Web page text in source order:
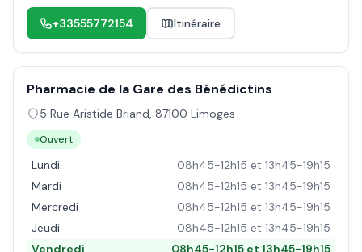
+33555772154 Itinéraire
Pharmacie de la Gare des Bénédictins
5 Rue Aristide Briand, 87100 Limoges
Ouvert
Lundi
08h45-12h15 et 13h45-19h15
Mardi
08h45-12h15 et 13h45-19h15
Mercredi
08h45-12h15 et 13h45-19h15
Jeudi
08h45-12h15 et 13h45-19h15
Vendredi
08h45-12h15 et 13h45-19h15